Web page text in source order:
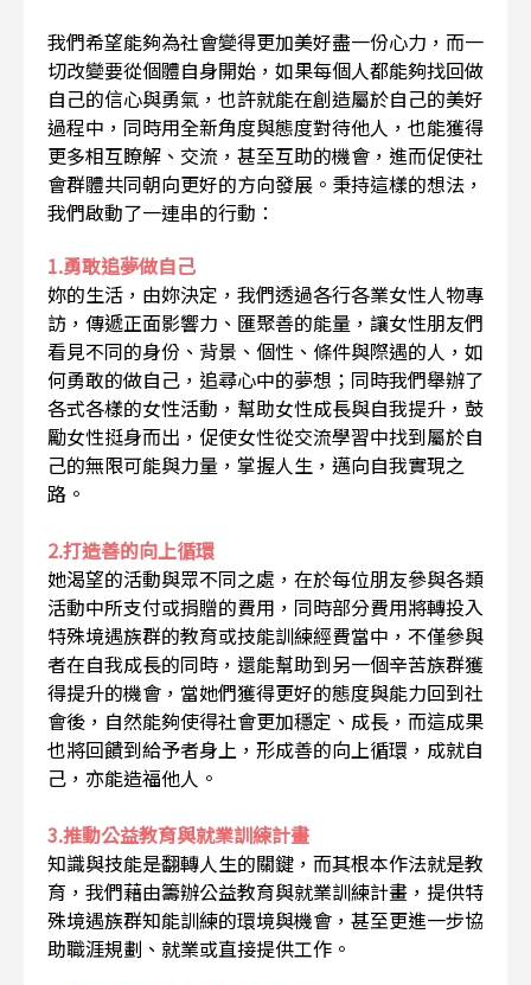
我們希望能夠為社會變得更加美好盡一份心力，而一
切改變要從個體自身開始，如果每個人都能夠找回做
自己的信心與勇氣，也許就能在創造屬於自己的美好
過程中，同時用全新角度與態度對待他人，也能獲得
更多相互瞭解、交流，甚至互助的機會，進而促使社
會群體共同朝向更好的方向發展。秉持這樣的想法，
我們啟動了一連串的行動：
1.勇敢追夢做自己
妳的生活，由妳決定，我們透過各行各業女性人物專
訪，傳遞正面影響力、匯聚善的能量，讓女性朋友們
看見不同的身份、背景、個性、條件與際遇的人，如
何勇敢的做自己，追尋心中的夢想；同時我們舉辦了
各式各樣的女性活動，幫助女性成長與自我提升，鼓
勵女性挺身而出，促使女性從交流學習中找到屬於自
己的無限可能與力量，掌握人生，邁向自我實現之
路。
2.打造善的向上循環
她渴望的活動與眾不同之處，在於每位朋友參與各類
活動中所支付或捐贈的費用，同時部分費用將轉投入
特殊境遇族群的教育或技能訓練經費當中，不僅參與
者在自我成長的同時，還能幫助到另一個辛苦族群獲
得提升的機會，當她們獲得更好的態度與能力回到社
會後，自然能夠使得社會更加穩定、成長，而這成果
也將回饋到給予者身上，形成善的向上循環，成就自
己，亦能造福他人。
3.推動公益教育與就業訓練計畫
知識與技能是翻轉人生的關鍵，而其根本作法就是教
育，我們藉由籌辦公益教育與就業訓練計畫，提供特
殊境遇族群知能訓練的環境與機會，甚至更進一步協
助職涯規劃、就業或直接提供工作。